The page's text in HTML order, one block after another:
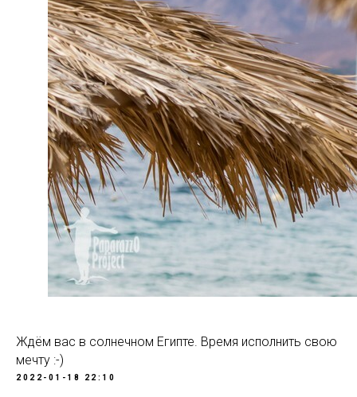
Ждём вас в солнечном Египте. Время исполнить свою
мечту :-)
2022-01-18 22:10